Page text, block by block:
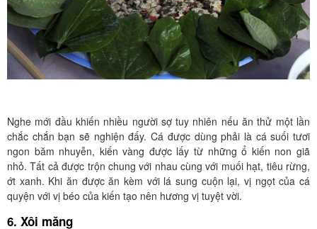
Nghe mới đầu khiến nhiều người sợ tuy nhiên nếu ăn thử một lần
chắc chắn bạn sẽ nghiện đấy. Cá được dùng phải là cá suối tươi
ngon băm nhuyễn, kiến vàng được lấy từ những ổ kiến non giã
nhỏ. Tất cả được trộn chung với nhau cùng với muối hạt, tiêu rừng,
ớt xanh. Khi ăn được ăn kèm với lá sung cuộn lại, vị ngọt của cá
quyện với vị béo của kiến tạo nên hương vị tuyệt vời.
6. Xôi măng